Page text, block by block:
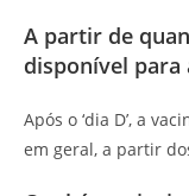
A partir de
disponível para
Após o ‘dia D’, a
em geral, a partir